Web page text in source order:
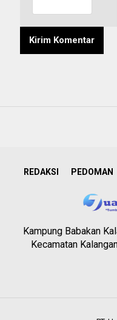
REDAKSI PEDOMAN
Kampung Babakan
Kecamatan